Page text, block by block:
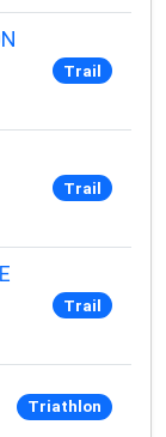
Trail
Trail
Trail
Triathlon